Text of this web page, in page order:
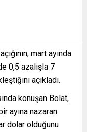
mart ayında
0,5 azalışla 7
açıkladı.
konuşan Bolat,
ayına nazaran
dolar olduğunu